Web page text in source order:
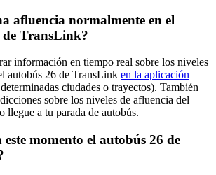
afluencia normalmente en el
de TransLink?
información en tiempo real sobre los niveles
autobús 26 de TransLink en la aplicación
ciudades o trayectos). También
sobre los niveles de afluencia del
llegue a tu parada de autobús.
momento el autobús 26 de